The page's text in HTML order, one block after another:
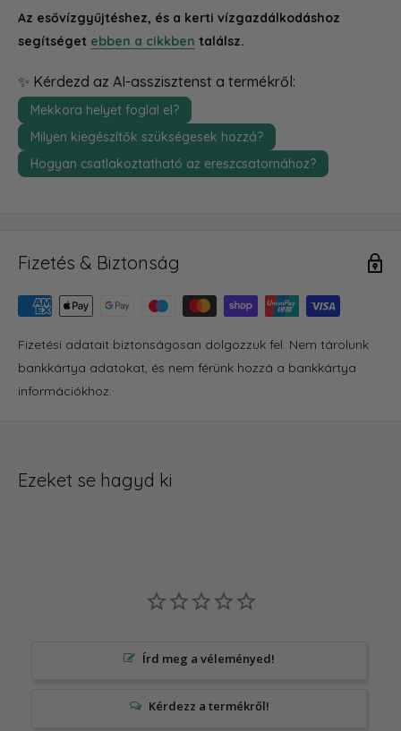
Az esővízgyűjtéshez, és a kerti vízgazdálkodáshoz
segítséget ebben a cikkben találsz.
✨ Kérdezd az AI-asszisztenst a termékről:
Mekkora helyet foglal el?
Milyen kiegészítők szükségesek hozzá?
Hogyan csatlakoztatható az ereszcsatornához?
Fizetés & Biztonság
Fizetési adatait biztonságosan dolgozzuk fel. Nem tárolunk
bankkártya adatokat, és nem férünk hozzá a bankkártya
információkhoz.
Ezeket se hagyd ki
Írd meg a véleményed!